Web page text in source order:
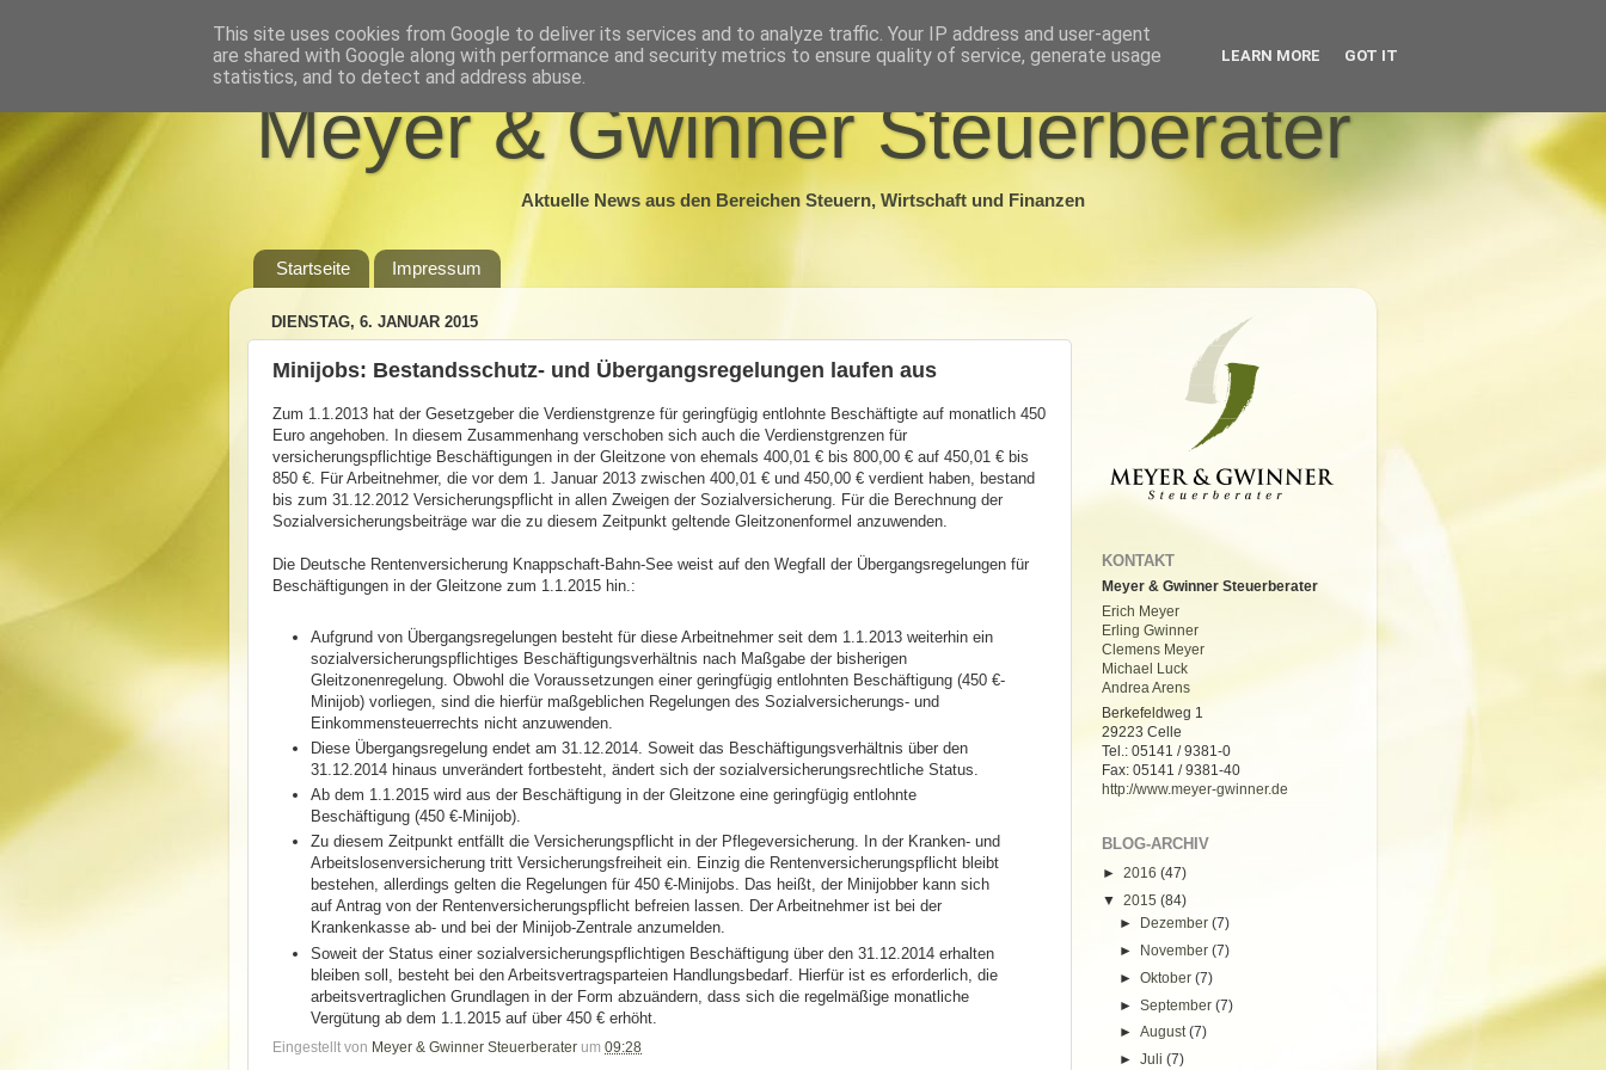
Meyer & Gwinner Steuerberater
Aktuelle News aus den Bereichen Steuern, Wirtschaft und Finanzen
Startseite Impressum
DIENSTAG, 6. JANUAR 2015
Minijobs: Bestandsschutz- und Übergangsregelungen laufen aus
Zum 1.1.2013 hat der Gesetzgeber die Verdienstgrenze für geringfügig entlohnte Beschäftigte auf monatlich 450
Euro angehoben. In diesem Zusammenhang verschoben sich auch die Verdienstgrenzen für
versicherungspflichtige Beschäftigungen in der Gleitzone von ehemals 400,01 € bis 800,00 € auf 450,01 € bis
850 €. Für Arbeitnehmer, die vor dem 1. Januar 2013 zwischen 400,01 € und 450,00 € verdient haben, bestand
bis zum 31.12.2012 Versicherungspflicht in allen Zweigen der Sozialversicherung. Für die Berechnung der
Sozialversicherungsbeiträge war die zu diesem Zeitpunkt geltende Gleitzonenformel anzuwenden.
Die Deutsche Rentenversicherung Knappschaft-Bahn-See weist auf den Wegfall der Übergangsregelungen für
Beschäftigungen in der Gleitzone zum 1.1.2015 hin.:
Aufgrund von Übergangsregelungen besteht für diese Arbeitnehmer seit dem 1.1.2013 weiterhin ein
sozialversicherungspflichtiges Beschäftigungsverhältnis nach Maßgabe der bisherigen
Gleitzonenregelung. Obwohl die Voraussetzungen einer geringfügig entlohnten Beschäftigung (450 €-
Minijob) vorliegen, sind die hierfür maßgeblichen Regelungen des Sozialversicherungs- und
Einkommensteuerrechts nicht anzuwenden.
Diese Übergangsregelung endet am 31.12.2014. Soweit das Beschäftigungsverhältnis über den
31.12.2014 hinaus unverändert fortbesteht, ändert sich der sozialversicherungsrechtliche Status.
Ab dem 1.1.2015 wird aus der Beschäftigung in der Gleitzone eine geringfügig entlohnte
Beschäftigung (450 €-Minijob).
Zu diesem Zeitpunkt entfällt die Versicherungspflicht in der Pflegeversicherung. In der Kranken- und
Arbeitslosenversicherung tritt Versicherungsfreiheit ein. Einzig die Rentenversicherungspflicht bleibt
bestehen, allerdings gelten die Regelungen für 450 €-Minijobs. Das heißt, der Minijobber kann sich
auf Antrag von der Rentenversicherungspflicht befreien lassen. Der Arbeitnehmer ist bei der
Krankenkasse ab- und bei der Minijob-Zentrale anzumelden.
Soweit der Status einer sozialversicherungspflichtigen Beschäftigung über den 31.12.2014 erhalten
bleiben soll, besteht bei den Arbeitsvertragsparteien Handlungsbedarf. Hierfür ist es erforderlich, die
arbeitsvertraglichen Grundlagen in der Form abzuändern, dass sich die regelmäßige monatliche
Vergütung ab dem 1.1.2015 auf über 450 € erhöht.
Eingestellt von Meyer & Gwinner Steuerberater um 09:28
KONTAKT
Meyer & Gwinner Steuerberater
Erich Meyer
Erling Gwinner
Clemens Meyer
Michael Luck
Andrea Arens
Berkefeldweg 1
29223 Celle
Tel.: 05141 / 9381-0
Fax: 05141 / 9381-40
http://www.meyer-gwinner.de
BLOG-ARCHIV
► 2016 (47)
▼ 2015 (84)
►
Dezember(7)
►
November(7)
►Oktober(7)
►September(7)
►August(7)
►Juli(7)
This site uses cookies from Google to deliver its services and to analyze traffic. Your IP address and user-agent
are shared with Google along with performance and security metrics to ensure quality of service, generate usage
statistics, and to detect and address abuse.
LEARN MORE GOT IT